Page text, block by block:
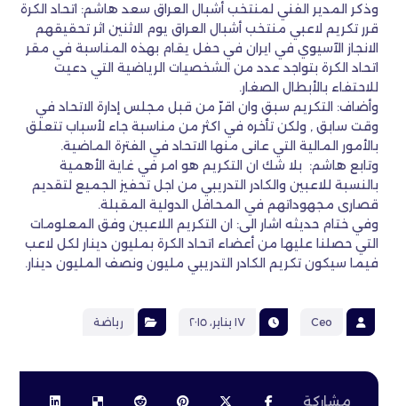
وذكر المدير الفني لمنتخب أشبال العراق سعد هاشم: اتحاد الكرة
قرر تكريم لاعبي منتخب أشبال العراق يوم الاثنين اثر تحقيقهم
الانجاز الآسيوي في ايران في حفل يقام بهذه المناسبة في مقر
اتحاد الكرة بتواجد عدد من الشخصيات الرياضية التي دعيت
للاحتفاء بالأبطال الصغار.
وأضاف: التكريم سبق وان اقرّ من قبل مجلس إدارة الاتحاد في
وقت سابق , ولكن تأخره في اكثر من مناسبة جاء لأسباب تتعلق
بالأمور المالية التي عانى منها الاتحاد في الفترة الماضية.
وتابع هاشم: بلا شك ان التكريم هو امر في غاية الأهمية
بالنسبة للاعبين والكادر التدريبي من اجل تحفيز الجميع لتقديم
قصارى مجهوداتهم في المحافل الدولية المقبلة.
وفي ختام حديثه اشار الى: ان التكريم اللاعبين وفق المعلومات
التي حصلنا عليها من أعضاء اتحاد الكرة بمليون دينار لكل لاعب
فيما سيكون تكريم الكادر التدريبي مليون ونصف المليون دينار.
Ceo ١٧ يناير، ٢٠١٥ رياضة